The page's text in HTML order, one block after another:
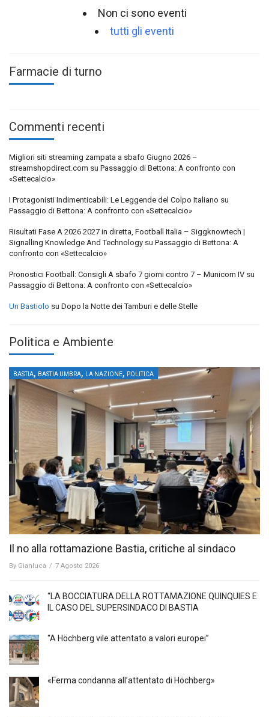
Non ci sono eventi
tutti gli eventi
Farmacie di turno
Commenti recenti
Migliori siti streaming zampata a sbafo Giugno 2026 –
streamshopdirect.com su Passaggio di Bettona: A confronto con
«Settecalcio»
I Protagonisti Indimenticabili: Le Leggende del Colpo Italiano su
Passaggio di Bettona: A confronto con «Settecalcio»
Risultati Fase A 2026 2027 in diretta, Football Italia – Siggknowtech |
Signalling Knowledge And Technology su Passaggio di Bettona: A
confronto con «Settecalcio»
Pronostici Football: Consigli A sbafo 7 giorni contro 7 – Municorn IV su
Passaggio di Bettona: A confronto con «Settecalcio»
Un Bastiolo su Dopo la Notte dei Tamburi e delle Stelle
Politica e Ambiente
BASTIA, BASTIA UMBRA, LA NAZIONE, POLITICA
Il no alla rottamazione Bastia, critiche al sindaco
By Gianluca / 7 Agosto 2026
“LA BOCCIATURA DELLA ROTTAMAZIONE QUINQUIES E
IL CASO DEL SUPERSINDACO DI BASTIA
“A Höchberg vile attentato a valori europei”
«Ferma condanna all’attentato di Höchberg»